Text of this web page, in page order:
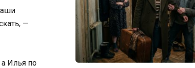
—
Илья по